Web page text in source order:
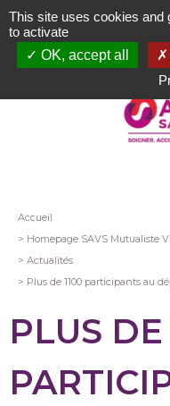
Aller
au
contenu
Fil
d'Ariane
Accueil
Homepage SAVS Mutualiste
Actualités
Plus de 1100 participants au
PLUS DE
This site uses cookies and
to activate
OK, accept all